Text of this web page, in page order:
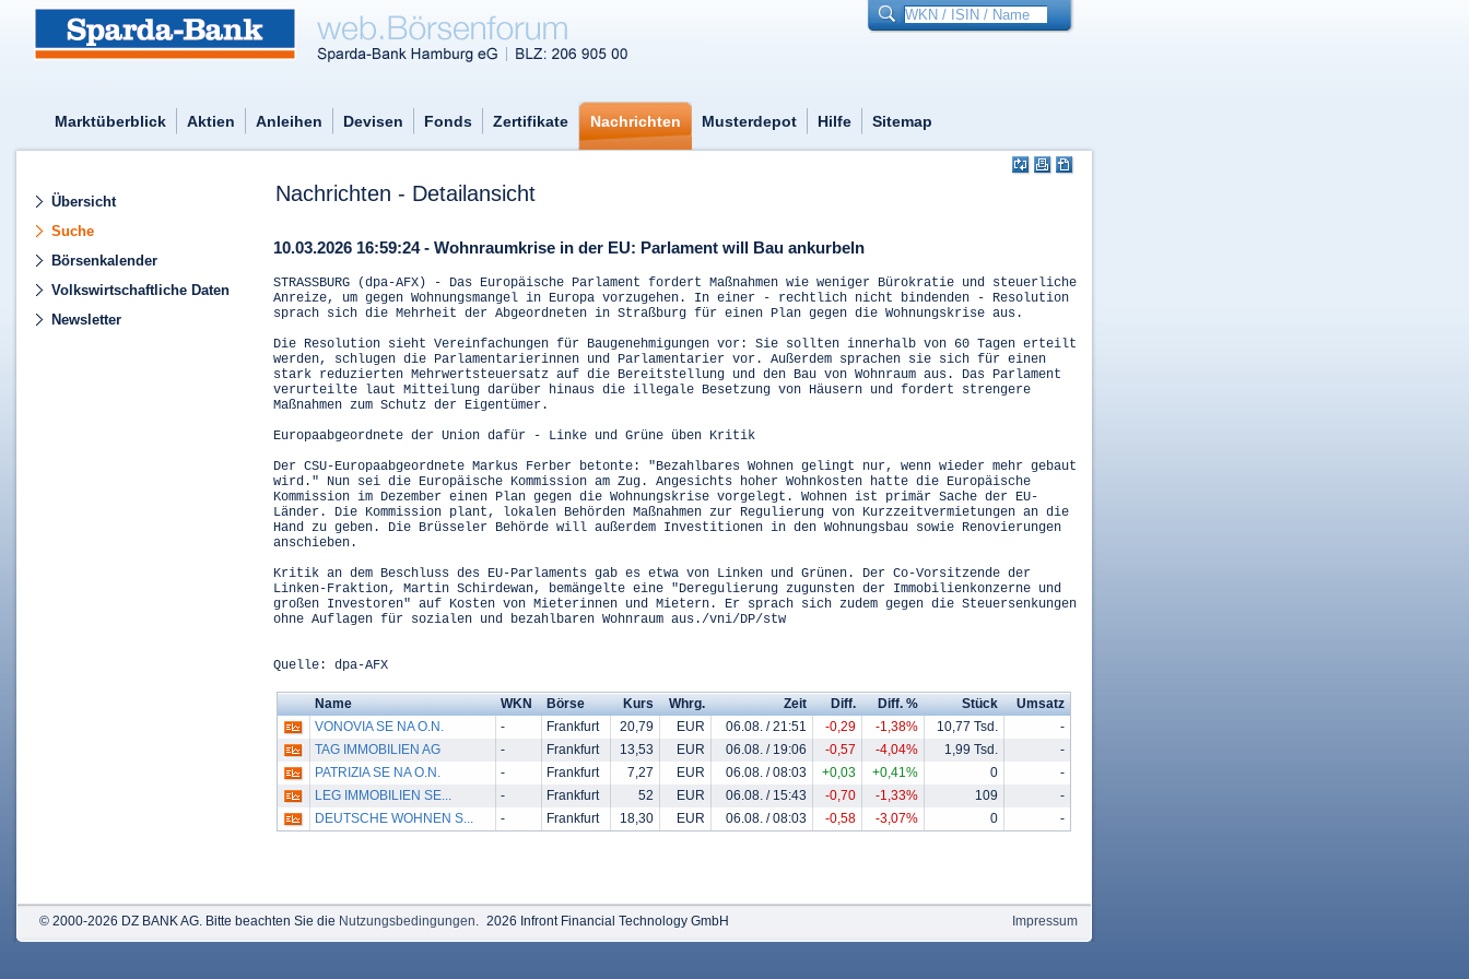
Marktüberblick Aktien Anleihen Devisen Fonds Zertifikate Nachrichten Musterdepot Hilfe Sitemap
Übersicht
Suche
Börsenkalender
Volkswirtschaftliche Daten
Newsletter
Nachrichten - Detailansicht
10.03.2026 16:59:24 - Wohnraumkrise in der EU: Parlament will Bau ankurbeln
STRASSBURG (dpa-AFX) - Das Europäische Parlament fordert Maßnahmen wie weniger Bürokratie und steuerliche
Anreize, um gegen Wohnungsmangel in Europa vorzugehen. In einer - rechtlich nicht bindenden - Resolution
sprach sich die Mehrheit der Abgeordneten in Straßburg für einen Plan gegen die Wohnungskrise aus.
Die Resolution sieht Vereinfachungen für Baugenehmigungen vor: Sie sollten innerhalb von 60 Tagen erteilt
werden, schlugen die Parlamentarierinnen und Parlamentarier vor. Außerdem sprachen sie sich für einen
stark reduzierten Mehrwertsteuersatz auf die Bereitstellung und den Bau von Wohnraum aus. Das Parlament
verurteilte laut Mitteilung darüber hinaus die illegale Besetzung von Häusern und fordert strengere
Maßnahmen zum Schutz der Eigentümer.
Europaabgeordnete der Union dafür - Linke und Grüne üben Kritik
Der CSU-Europaabgeordnete Markus Ferber betonte: "Bezahlbares Wohnen gelingt nur, wenn wieder mehr gebaut
wird." Nun sei die Europäische Kommission am Zug. Angesichts hoher Wohnkosten hatte die Europäische
Kommission im Dezember einen Plan gegen die Wohnungskrise vorgelegt. Wohnen ist primär Sache der EU-
Länder. Die Kommission plant, lokalen Behörden Maßnahmen zur Regulierung von Kurzzeitvermietungen an die
Hand zu geben. Die Brüsseler Behörde will außerdem Investitionen in den Wohnungsbau sowie Renovierungen
anschieben.
Kritik an dem Beschluss des EU-Parlaments gab es etwa von Linken und Grünen. Der Co-Vorsitzende der
Linken-Fraktion, Martin Schirdewan, bemängelte eine "Deregulierung zugunsten der Immobilienkonzerne und
großen Investoren" auf Kosten von Mieterinnen und Mietern. Er sprach sich zudem gegen die Steuersenkungen
ohne Auflagen für sozialen und bezahlbaren Wohnraum aus./vni/DP/stw
Quelle: dpa-AFX
Name WKN Börse Kurs Whrg. Zeit Diff. Diff. % Stück
Umsatz
VONOVIA SE NA O.N.
- Frankfurt 20,79 EUR 06.08. / 21:51 -0,29 -1,38% 10,77 Tsd.
-
TAG IMMOBILIEN AG
- Frankfurt 13,53 EUR 06.08. / 19:06 -0,57 -4,04% 1,99 Tsd.
-
PATRIZIA SE NA O.N.
- Frankfurt 7,27 EUR 06.08. / 08:03 +0,03 +0,41% 0
-
LEG IMMOBILIEN SE...
- Frankfurt 52 EUR 06.08. / 15:43 -0,70 -1,33% 109
-
DEUTSCHE WOHNEN S...
- Frankfurt 18,30 EUR 06.08. / 08:03 -0,58 -3,07% 0 -
© 2000-2026 DZ BANK AG. Bitte beachten Sie die Nutzungsbedingungen. 2026 Infront Financial Technology GmbH Impressum